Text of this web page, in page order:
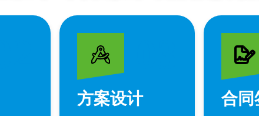
方案设计 合同